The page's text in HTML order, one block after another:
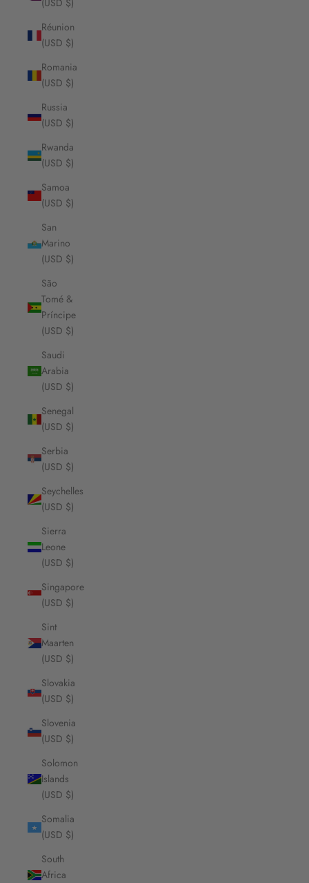
(USD $)
Réunion
(USD $)
Romania
(USD $)
Russia
(USD $)
Rwanda
(USD $)
Samoa
(USD $)
San
Marino
(USD $)
São
Tomé &
Príncipe
(USD $)
Saudi
Arabia
(USD $)
Senegal
(USD $)
Serbia
(USD $)
Seychelles
(USD $)
Sierra
Leone
(USD $)
Singapore
(USD $)
Sint
Maarten
(USD $)
Slovakia
(USD $)
Slovenia
(USD $)
Solomon
Islands
(USD $)
Somalia
(USD $)
South
Africa